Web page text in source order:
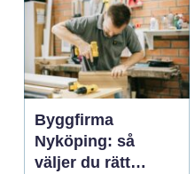
Byggfirma
Nyköping: så
väljer du rätt